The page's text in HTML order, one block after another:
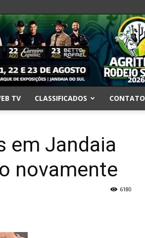
TV CLASSIFICADOS CONTATO
em Jandaia
novamente
6180